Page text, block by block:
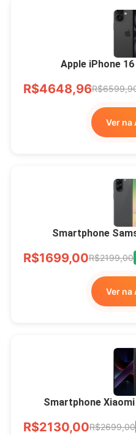
Apple iPhone
R$4648,96
Ver na
Smartphone
R$1699,00R$2199,00
Ver na
Smartphone
R$2130,00R$2699,00